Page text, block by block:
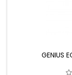
GENIUS